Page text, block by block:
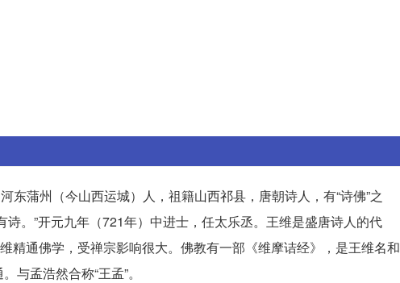
蒲州（今山西运城）人，祖籍山西祁县，唐朝诗人，有“诗佛”之
。”开元九年（721年）中进士，任太乐丞。王维是盛唐诗人的代
精通佛学，受禅宗影响很大。佛教有一部《维摩诘经》，是王维名和
孟浩然合称“王孟”。